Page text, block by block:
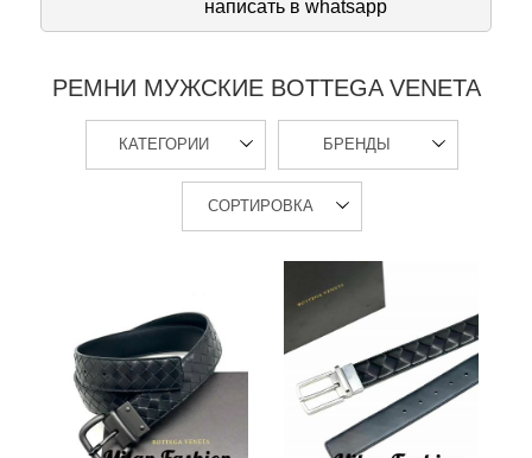
написать в whatsapp
РЕМНИ МУЖСКИЕ BOTTEGA VENETA
КАТЕГОРИИ БРЕНДЫ
СОРТИРОВКА